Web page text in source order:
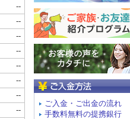
ご入金・ご出金の流れ
手数料無料の提携銀行